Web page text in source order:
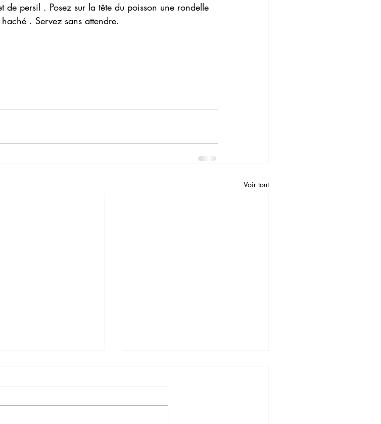
de persil . Posez sur la tête du poisson une rondelle
. Servez sans attendre.
Voir tout